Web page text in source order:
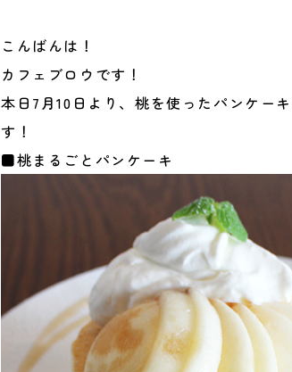
こんばんは！
カフェブロウです！
本日7月10日より、桃を使ったパンケー
す！
■桃まるごとパンケーキ